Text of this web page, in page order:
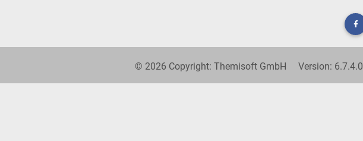
© 2026 Copyright: Themisoft GmbH Version: 6.7.4.0